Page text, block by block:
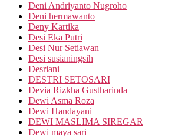
Deni Andriyanto Nugroho
Deni hermawanto
Deny Kartika
Desi Eka Putri
Desi Nur Setiawan
Desi susianingsih
Desriani
DESTRI SETOSARI
Devia Rizkha Gustharinda
Dewi Asma Roza
Dewi Handayani
DEWI MASLIMA SIREGAR
Dewi maya sari